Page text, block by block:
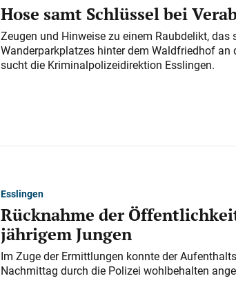
Hose samt Schlüssel bei
Zeugen und Hinweise zu einem Raubdelikt,
Wanderparkplatzes hinter dem Waldfriedhof an
sucht die Kriminalpolizeidirektion Esslingen.
Esslingen
Rücknahme der
jährigem Jungen
Im Zuge der Ermittlungen konnte der
Nachmittag durch die Polizei wohlbehalten